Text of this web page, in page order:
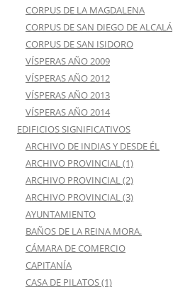
CORPUS DE LA MAGDALENA
CORPUS DE SAN DIEGO DE ALCALÁ
CORPUS DE SAN ISIDORO
VÍSPERAS AÑO 2009
VÍSPERAS AÑO 2012
VÍSPERAS AÑO 2013
VÍSPERAS AÑO 2014
EDIFICIOS SIGNIFICATIVOS
ARCHIVO DE INDIAS Y DESDE ÉL
ARCHIVO PROVINCIAL (1)
ARCHIVO PROVINCIAL (2)
ARCHIVO PROVINCIAL (3)
AYUNTAMIENTO
BAÑOS DE LA REINA MORA.
CÁMARA DE COMERCIO
CAPITANÍA
CASA DE PILATOS (1)